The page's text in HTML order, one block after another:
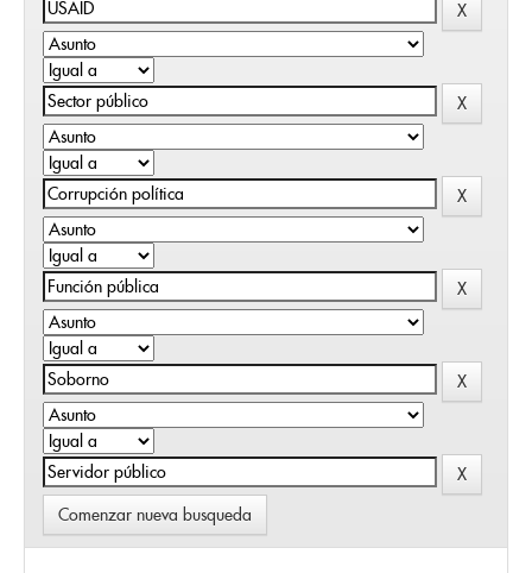
Comenzar nueva busqueda